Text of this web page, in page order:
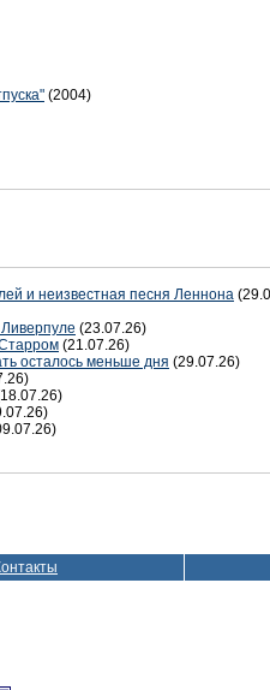
(2004)
и неизвестная песня Леннона
(23.07.26)
(21.07.26)
осталось меньше дня (29.07.26)